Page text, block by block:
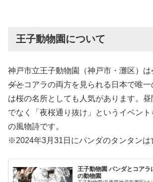
王子動物園について
神戸市立王子動物園（神戸市・灘区）は
ダとコアラの両方を見られる日本で唯
は桜の名所としても人気があります。
でなく「夜桜通り抜け」というイベン
の風物詩です。
※2024年3月31日にパンダのタンタンは
王子動物園 パンダとコアラ
の動物園